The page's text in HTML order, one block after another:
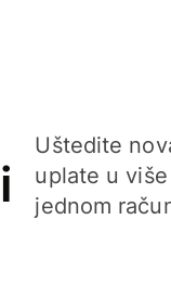
Uštedite
uplate u
jednom